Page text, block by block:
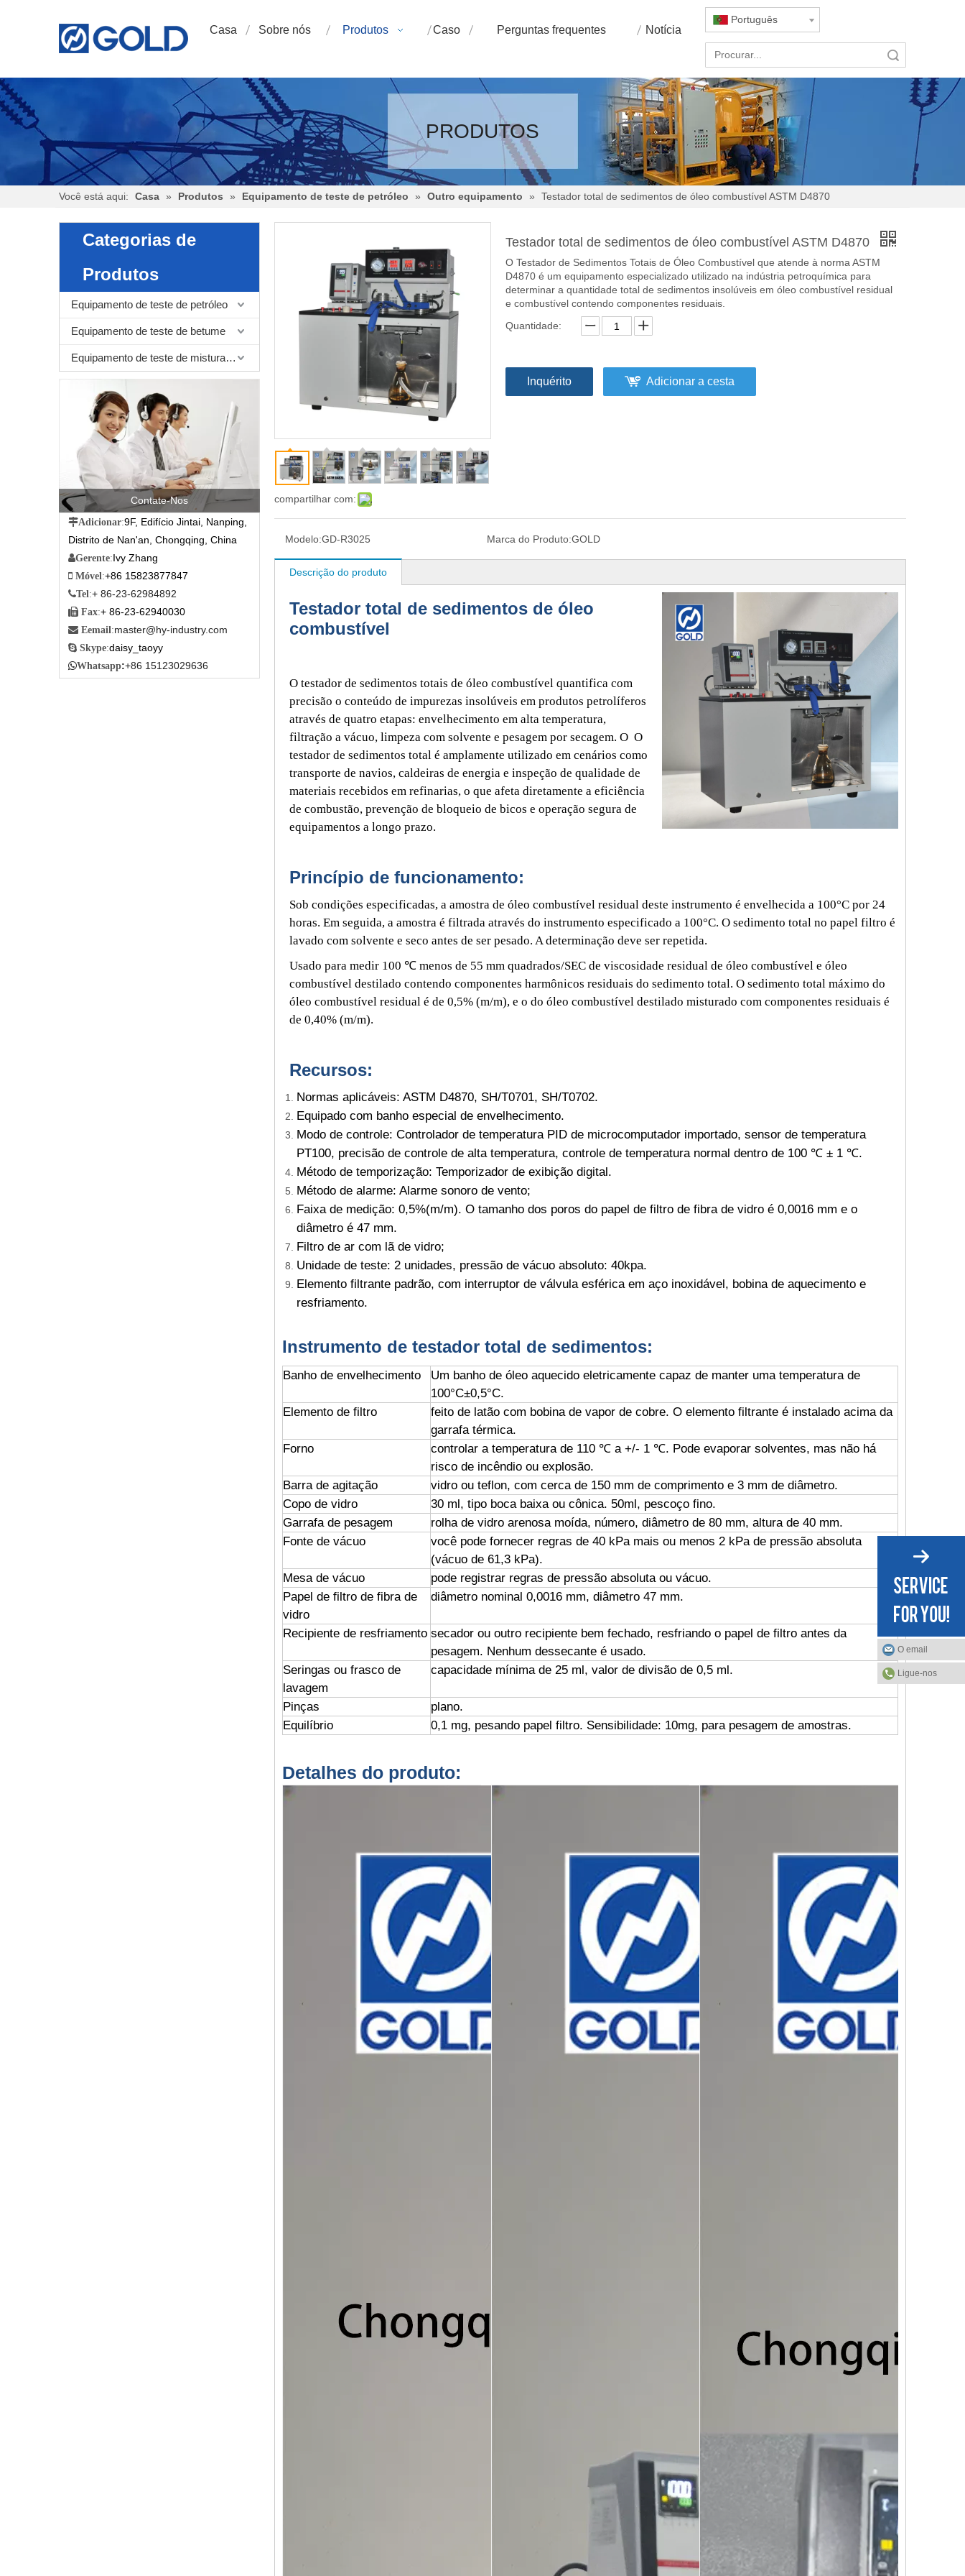
Casa Sobre nós Produtos Caso Perguntas frequentes Notícia
Português
PRODUTOS
Você está aqui: Casa » Produtos » Equipamento de teste de petróleo » Outro equipamento » Testador total de sedimentos de óleo combustível ASTM D4870
Categorias de
Produtos
Equipamento de teste de petróleo
Equipamento de teste de betume
Equipamento de teste de mistura betuminosa
Contate-Nos
Adicionar:9F, Edifício Jintai, Nanping,
Distrito de Nan'an, Chongqing, China
Gerente:Ivy Zhang
 Móvel :+86 15823877847
Tel :+ 86-23-62984892
 Fax:+ 86-23-62940030
 Eemail :master@hy-industry.com
 Skype:daisy_taoyy
Whatsapp:+86 15123029636
compartilhar com:
Testador total de sedimentos de óleo combustível ASTM D4870
O Testador de Sedimentos Totais de Óleo Combustível que atende à norma ASTM
D4870 é um equipamento especializado utilizado na indústria petroquímica para
determinar a quantidade total de sedimentos insolúveis em óleo combustível residual
e combustível contendo componentes residuais.
Quantidade:
Inquérito Adicionar a cesta
Modelo:GD-R3025 Marca do Produto:GOLD
Descrição do produto
Testador total de sedimentos de óleo
combustível
O testador de sedimentos totais de óleo combustível quantifica com
precisão o conteúdo de impurezas insolúveis em produtos petrolíferos
através de quatro etapas: envelhecimento em alta temperatura,
filtração a vácuo, limpeza com solvente e pesagem por secagem. O O
testador de sedimentos total é amplamente utilizado em cenários como
transporte de navios, caldeiras de energia e inspeção de qualidade de
materiais recebidos em refinarias, o que afeta diretamente a eficiência
de combustão, prevenção de bloqueio de bicos e operação segura de
equipamentos a longo prazo.
Princípio de funcionamento:
Sob condições especificadas, a amostra de óleo combustível residual deste instrumento é envelhecida a 100°C por 24
horas. Em seguida, a amostra é filtrada através do instrumento especificado a 100°C. O sedimento total no papel filtro é
lavado com solvente e seco antes de ser pesado. A determinação deve ser repetida.
Usado para medir 100 ℃ menos de 55 mm quadrados/SEC de viscosidade residual de óleo combustível e óleo
combustível destilado contendo componentes harmônicos residuais do sedimento total. O sedimento total máximo do
óleo combustível residual é de 0,5% (m/m), e o do óleo combustível destilado misturado com componentes residuais é
de 0,40% (m/m).
Recursos:
Normas aplicáveis: ASTM D4870, SH/T0701, SH/T0702.
Equipado com banho especial de envelhecimento.
Modo de controle: Controlador de temperatura PID de microcomputador importado, sensor de temperatura
PT100, precisão de controle de alta temperatura, controle de temperatura normal dentro de 100 ℃ ± 1 ℃.
Método de temporização: Temporizador de exibição digital.
Método de alarme: Alarme sonoro de vento;
Faixa de medição: 0,5%(m/m). O tamanho dos poros do papel de filtro de fibra de vidro é 0,0016 mm e o
diâmetro é 47 mm.
Filtro de ar com lã de vidro;
Unidade de teste: 2 unidades, pressão de vácuo absoluto: 40kpa.
Elemento filtrante padrão, com interruptor de válvula esférica em aço inoxidável, bobina de aquecimento e
resfriamento.
Instrumento de testador total de sedimentos:
Banho de envelhecimento
Um banho de óleo aquecido eletricamente capaz de manter uma temperatura de
100°C±0,5°C.
Elemento de filtro
feito de latão com bobina de vapor de cobre. O elemento filtrante é instalado acima da
garrafa térmica.
Forno
controlar a temperatura de 110 ℃ a +/- 1 ℃. Pode evaporar solventes, mas não há
risco de incêndio ou explosão.
Barra de agitação
vidro ou teflon, com cerca de 150 mm de comprimento e 3 mm de diâmetro.
Copo de vidro
30 ml, tipo boca baixa ou cônica. 50ml, pescoço fino.
Garrafa de pesagem
rolha de vidro arenosa moída, número, diâmetro de 80 mm, altura de 40 mm.
Fonte de vácuo
você pode fornecer regras de 40 kPa mais ou menos 2 kPa de pressão absoluta
(vácuo de 61,3 kPa).
Mesa de vácuo
pode registrar regras de pressão absoluta ou vácuo.
Papel de filtro de fibra de
vidro
diâmetro nominal 0,0016 mm, diâmetro 47 mm.
Recipiente de resfriamento secador ou outro recipiente bem fechado, resfriando o papel de filtro antes da
pesagem. Nenhum dessecante é usado.
Seringas ou frasco de
lavagem
capacidade mínima de 25 ml, valor de divisão de 0,5 ml.
Pinças
plano.
Equilíbrio
0,1 mg, pesando papel filtro. Sensibilidade: 10mg, para pesagem de amostras.
Detalhes do produto:
O email
Ligue-nos